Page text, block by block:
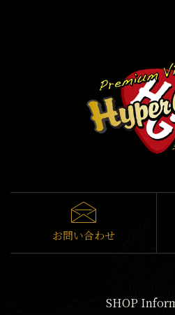
お問い合わせ
SHOP